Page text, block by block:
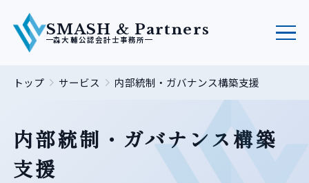
SMASH & Partners
森大輔公認会計士事務所
トップ サービス 内部統制・ガバナンス構築支援
内部統制・ガバナンス構築
支援